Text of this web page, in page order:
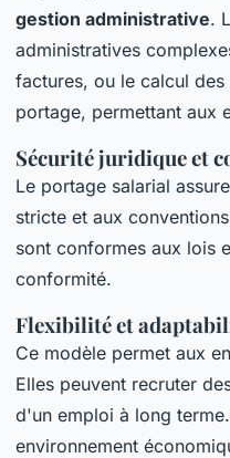
gestion administrative.
administratives
factures, ou le calcul
portage, permettant aux
Sécurité juridique et
Le portage salarial
stricte et aux
sont conformes aux lois
conformité.
Flexibilité et
Ce modèle permet aux
Elles peuvent recruter
d'un emploi à long
environnement